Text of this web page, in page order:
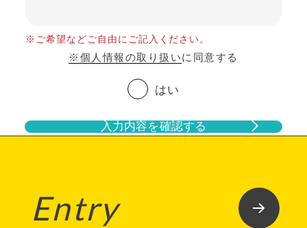
※ご希望などご自由にご記入ください。
※個人情報の取り扱いに同意する
はい
入力内容を確認する
Entry